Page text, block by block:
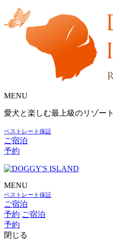
MENU
愛犬と楽しむ最上級のリゾート
ベストレート保証
ご宿泊
予約
MENU
ベストレート保証
ご宿泊
予約 ご宿泊
予約
閉じる